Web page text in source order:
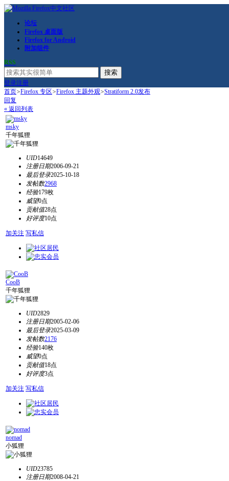
论坛
Firefox 桌面版
Firefox for Android
附加组件
RSS
搜索
登录注册
首页>Firefox 专区>Firefox 主题外观>Stratiform 2.0发布
回复
« 返回列表
msky
千年狐狸
UID14649
注册日期2006-09-21
最后登录2025-10-18
发帖数2968
经验179枚
威望0点
贡献值28点
好评度10点
加关注 写私信
CooB
千年狐狸
UID2829
注册日期2005-02-06
最后登录2025-03-09
发帖数2176
经验140枚
威望0点
贡献值18点
好评度3点
加关注 写私信
nomad
小狐狸
UID23785
注册日期2008-04-21